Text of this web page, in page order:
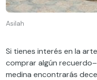
Asilah
Si tienes interés en la
comprar algún
medina encontrarás